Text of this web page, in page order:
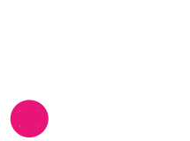
V